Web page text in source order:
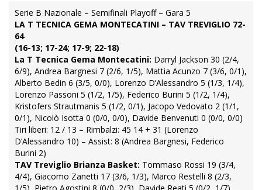
Serie B Nazionale – Semifinali Playoff – Gara 5
LA T TECNICA GEMA MONTECATINI – TAV TREVIGLIO 72-
64
(16-13; 17-24; 17-9; 22-18)
La T Tecnica Gema Montecatini: Darryl Jackson 30 (2/4,
6/9), Andrea Bargnesi 7 (2/6, 1/5), Mattia Acunzo 7 (3/6, 0/1),
Alberto Bedin 6 (3/5, 0/0), Lorenzo D’Alessandro 5 (1/3, 1/4),
Lorenzo Passoni 5 (1/2, 1/5), Federico Burini 5 (1/2, 1/4),
Kristofers Strautmanis 5 (1/2, 0/1), Jacopo Vedovato 2 (1/1,
0/1), Nicolò Isotta 0 (0/0, 0/0), Davide Benvenuti 0 (0/0, 0/0)
Tiri liberi: 12 / 13 – Rimbalzi: 45 14 + 31 (Lorenzo
D’Alessandro 10) – Assist: 8 (Andrea Bargnesi, Federico
Burini 2)
TAV Treviglio Brianza Basket: Tommaso Rossi 19 (3/4,
4/4), Giacomo Zanetti 17 (3/6, 1/3), Marco Restelli 8 (2/3,